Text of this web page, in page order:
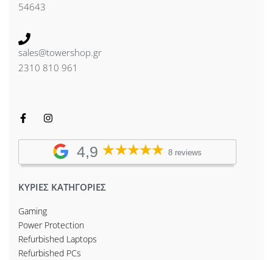
54643
sales@towershop.gr
2310 810 961
4,9 8 reviews
ΚΥΡΙΕΣ ΚΑΤΗΓΟΡΙΕΣ
Gaming
Power Protection
Refurbished Laptops
Refurbished PCs